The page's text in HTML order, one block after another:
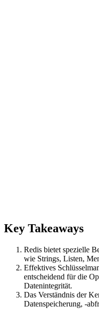
Key Takeaways
Redis bietet spezielle
wie Strings, Listen,
Effektives
entscheidend für die
Datenintegrität.
Das Verständnis der
Datenspeicherung, -